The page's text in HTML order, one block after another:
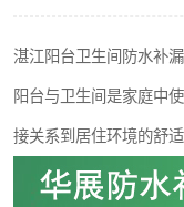
湛江阳台卫生间防水补
阳台与卫生间是家庭中
接关系到居住环境的舒